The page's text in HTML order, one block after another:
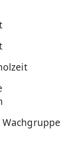
Wachgruppe